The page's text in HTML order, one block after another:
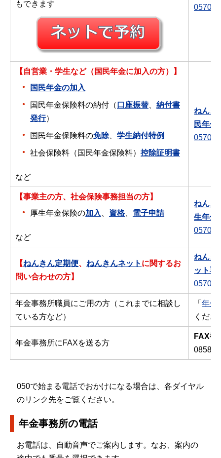
もできます 0570-
【自営業・学生など（国民年金に加入の方）】
国民年金の加入
国民年金保険料の納付（ 口座振替、 納付書
発行）
国民年金保険料の免除、 学生納付特例
社会保険料（国民年金保険料） 控除証明書
など
ねんき
民年金
0570-
【事業主の方、社会保険事務担当の方】
厚生年金保険の加入、 資格、 電子申請
など
ねんき
生年金
0570-
【ねんきん定期便、 ねんきんネット に関するお
問い合わせの方】
ねんき
ット専
0570-
年金事務所職員にご用の方（これまでに相談し
ている方など）
「 年金
くださ
年金事務所にFAXを送る方
FAX番
0858-
050で始まる電話でおかけになる場合は、各ダイヤル
のリンク先をご覧ください。
年金事務所の電話
お電話は、自動音声でご案内します。なお、案内の